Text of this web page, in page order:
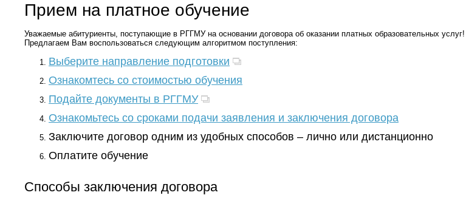
Прием на платное обучение
Уважаемые абитуриенты, поступающие в РГГМУ на основании договора об оказании платных образовательных услуг!
Предлагаем Вам воспользоваться следующим алгоритмом поступления:
Выберите направление подготовки
Ознакомтесь со стоимостью обучения
Подайте документы в РГГМУ
Ознакомьтесь со сроками подачи заявления и заключения договора
Заключите договор одним из удобных способов – лично или дистанционно
Оплатите обучение
Способы заключения договора